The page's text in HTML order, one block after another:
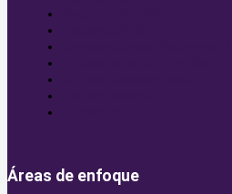
Áreas de enfoque